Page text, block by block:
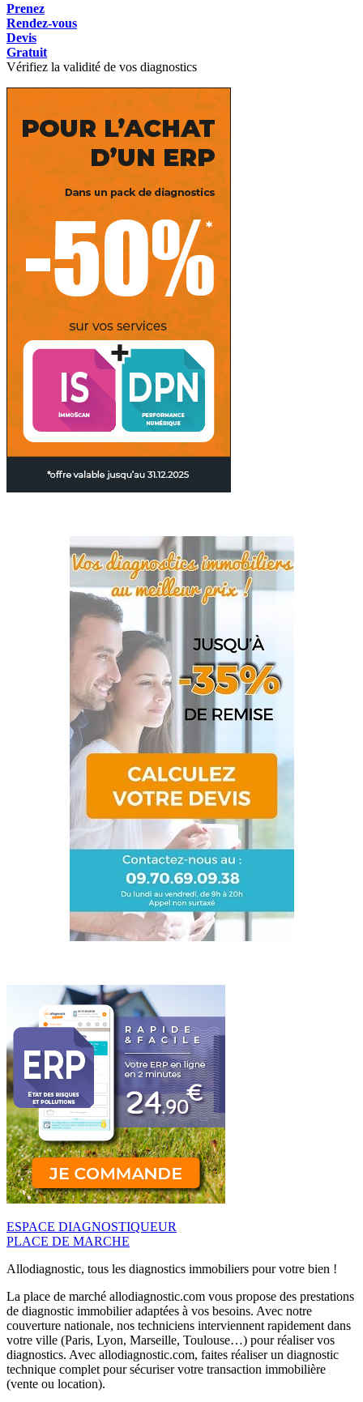
Prenez
Rendez-vous
Devis
Gratuit
Vérifiez la validité de vos diagnostics
ESPACE DIAGNOSTIQUEUR
PLACE DE MARCHE
Allodiagnostic, tous les diagnostics immobiliers pour votre bien !
La place de marché allodiagnostic.com vous propose des prestations
de diagnostic immobilier adaptées à vos besoins. Avec notre
couverture nationale, nos techniciens interviennent rapidement dans
votre ville (Paris, Lyon, Marseille, Toulouse…) pour réaliser vos
diagnostics. Avec allodiagnostic.com, faites réaliser un diagnostic
technique complet pour sécuriser votre transaction immobilière
(vente ou location).